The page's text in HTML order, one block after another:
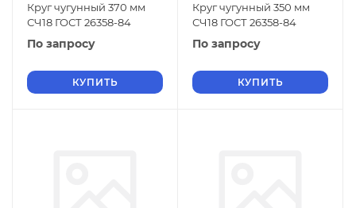
Круг чугунный 370 мм
СЧ18 ГОСТ 26358-84
По запросу
КУПИТЬ
Круг чугунный 350 мм
СЧ18 ГОСТ 26358-84
По запросу
КУПИТЬ